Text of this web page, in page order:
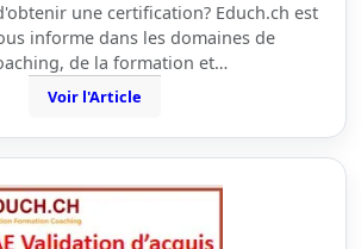
une certification? Educh.ch est
informe dans les domaines de
de la formation et…
Voir l'Article